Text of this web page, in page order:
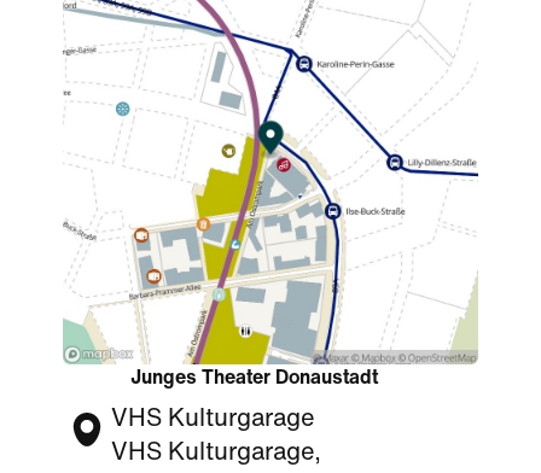
Junges Theater Donaustadt
VHS Kulturgarage
VHS Kulturgarage,